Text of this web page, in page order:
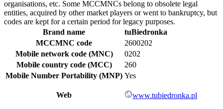
organisations, etc. Some MCCMNCs belong to obsolete legal
entities, acquired by other market players or went to bankruptcy, but
codes are kept for a certain period for legacy purposes.
Brand name
tuBiedronka
MCCMNC code
2600202
Mobile network code (MNC)
0202
Mobile country code (MCC)
260
Mobile Number Portability (MNP) Yes
Web www.tubiedronka.pl